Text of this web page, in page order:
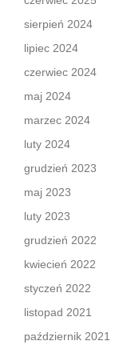
sierpień 2024
lipiec 2024
czerwiec 2024
maj 2024
marzec 2024
luty 2024
grudzień 2023
maj 2023
luty 2023
grudzień 2022
kwiecień 2022
styczeń 2022
listopad 2021
październik 2021